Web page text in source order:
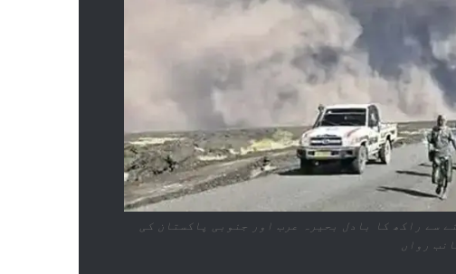
فشاں پھٹنے سے راکھ کا بادل بحیرہ عرب اور جنوبی پاکستان کی
رواں